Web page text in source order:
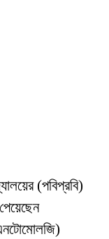
(পবিপ্রবি)